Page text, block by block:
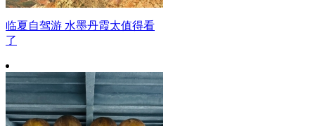
临夏自驾游 水墨丹霞太值得看
了